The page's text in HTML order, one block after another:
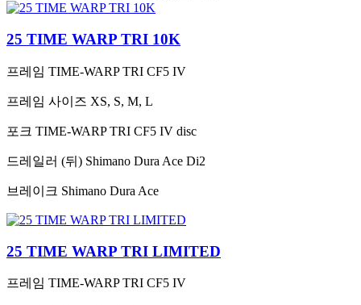
25 TIME WARP TRI 10K
프레임 TIME-WARP TRI CF5 IV
프레임 사이즈 XS, S, M, L
포크 TIME-WARP TRI CF5 IV disc
드레일러 (뒤) Shimano Dura Ace Di2
브레이크 Shimano Dura Ace
25 TIME WARP TRI LIMITED
프레임 TIME-WARP TRI CF5 IV